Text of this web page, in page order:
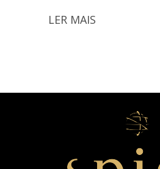
LER MAIS